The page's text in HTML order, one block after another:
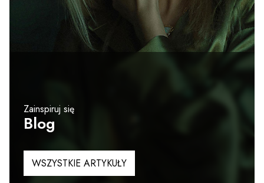
Zainspiruj się
Blog
WSZYSTKIE ARTYKUŁY